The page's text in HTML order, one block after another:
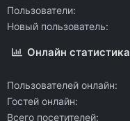
Пользователи
Новый пользователь
Онлайн статистика
Пользователей онлайн
Гостей онлайн
Всего посетителей